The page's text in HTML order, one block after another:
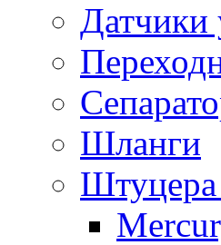
Датчики
Шланги
Штуцера